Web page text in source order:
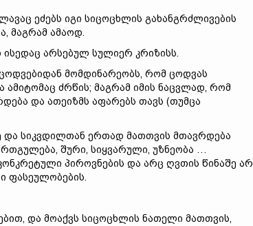
ეძებს იგი სიცოცხლის გახანგრძლივების
მაგრამ ამაოდ.
არსებულ სულიერ კრიზისს.
მომდინარეობს, რომ ცოდვას
ძრწის; მაგრამ იმის ნაცვლად, რომ
და ათეიზმს აფარებს თავს (თუმცა
და სიკვდილთან ერთად მათთვის მთავრდება
შური, სიყვარული, უზნეობა …
პიროვნების და არც ღვთის წინაშე არ
ფასეულობების.
და მოაქვს სიცოცხლის ნათელი მათთვის,